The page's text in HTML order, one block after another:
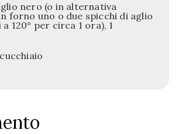
nero (o in alternativa
forno uno o due spicchi di aglio
120° per circa 1 ora), 1